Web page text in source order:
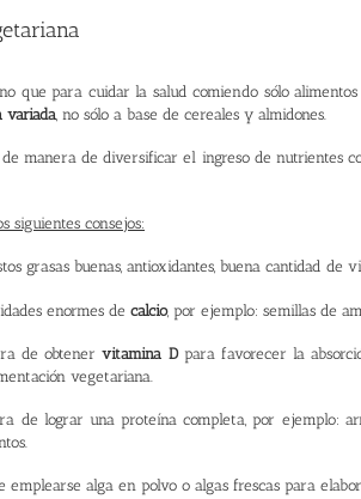
que para cuidar la salud comiendo sólo
variada , no sólo a base de cereales y almidones.
manera de diversificar el ingreso de nutrientes
siguientes consejos:
grasas buenas, antioxidantes, buena cantidad
enormes de calcio, por ejemplo: semillas de
de obtenervitamina Dpara favorecer la
vegetariana.
lograr una proteína completa, por ejemplo:
emplearse alga en polvo o algas frescas para